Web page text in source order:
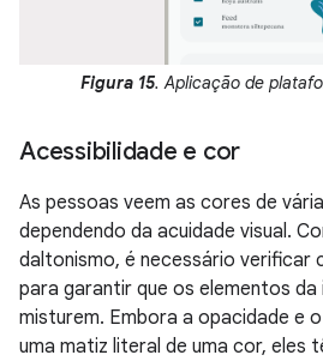
Figura 15. Aplicação de
Acessibilidade e cor
As pessoas veem as cores de
dependendo da acuidade visual.
daltonismo, é necessário verificar
para garantir que os elementos
misturem. Embora a opacidade e
uma matiz literal de uma cor, eles